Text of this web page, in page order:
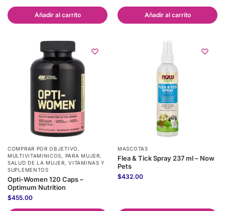
Añadir al carrito Añadir al carrito
COMPRAR POR OBJETIVO ,
MULTIVITAMINICOS, PARA MUJER,
SALUD DE LA MUJER,VITAMINAS Y
SUPLEMENTOS
Opti-Women 120 Caps –
Optimum Nutrition
$455.00
MASCOTAS
Flea & Tick Spray 237 ml – Now
Pets
$432.00